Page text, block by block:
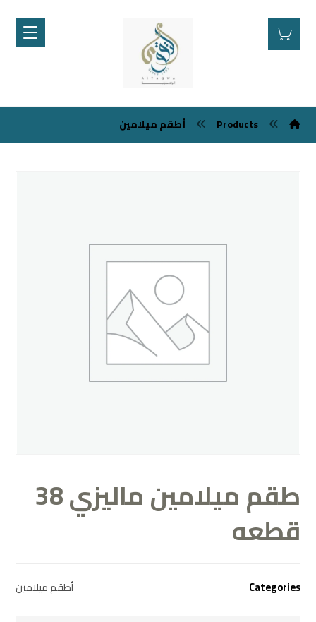
Products أطقم ميلامين
طقم ميلامين ماليزي 38
قطعه
Categories أطقم ميلامين